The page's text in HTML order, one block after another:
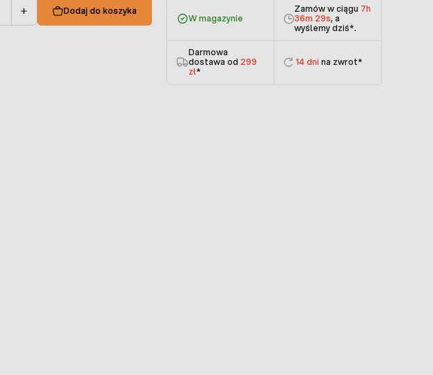
Dodaj do koszyka
W magazynie
Zamów w ciągu 7h
36m 29s, a
wyślemy dziś*.
Darmowa
dostawa od 299
zł*
14 dni na zwrot*